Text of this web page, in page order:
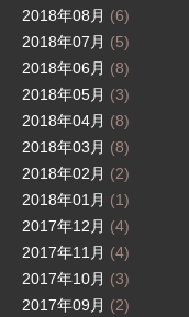
2018年08月 (6)
2018年07月 (5)
2018年06月 (8)
2018年05月 (3)
2018年04月 (8)
2018年03月 (8)
2018年02月 (2)
2018年01月 (1)
2017年12月 (4)
2017年11月 (4)
2017年10月 (3)
2017年09月 (2)